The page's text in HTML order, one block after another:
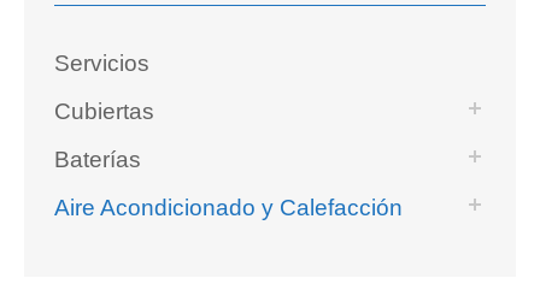
Servicios
Cubiertas
Baterías
Aire Acondicionado y Calefacción